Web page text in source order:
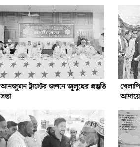
আনজুমান ট্রাস্টের জশনে জুলুছের প্রস্তুতি
সভা